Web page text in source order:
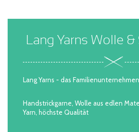
Lang Yarns Wolle
Lang Yarns - das
Handstrickgarne, Wolle aus edlen
Yarn, höchste Qualität